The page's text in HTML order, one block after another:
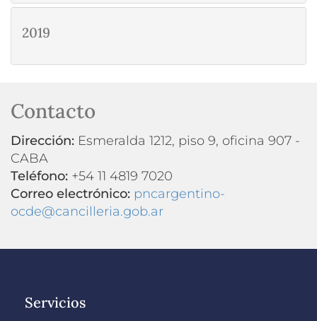
2019
Contacto
Dirección: Esmeralda 1212, piso 9, oficina 907 -
CABA
Teléfono: +54 11 4819 7020
Correo electrónico: pncargentino-
ocde@cancilleria.gob.ar
Servicios